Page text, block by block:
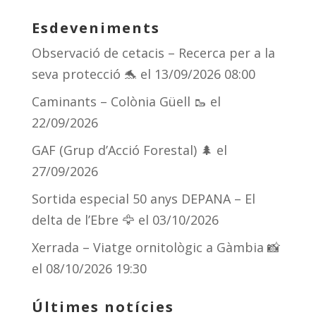
sk
y d
s
gr
a
m te
ix
Esdeveniments
Observació de cetacis – Recerca per a la
seva protecció 🐬 el 13/09/2026 08:00
Caminants – Colònia Güell 🥾 el
22/09/2026
GAF (Grup d’Acció Forestal) 🌲 el
27/09/2026
Sortida especial 50 anys DEPANA – El
delta de l’Ebre 🦅 el 03/10/2026
Xerrada – Viatge ornitològic a Gàmbia 📸
el 08/10/2026 19:30
Últimes notícies